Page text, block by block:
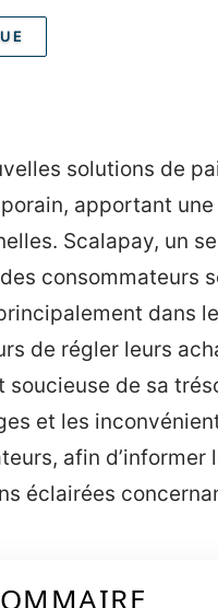
solutions de
apportant
Scalapay, un
consommateurs
dans
de régler leurs
soucieuse de sa
et les
afin
éclairées